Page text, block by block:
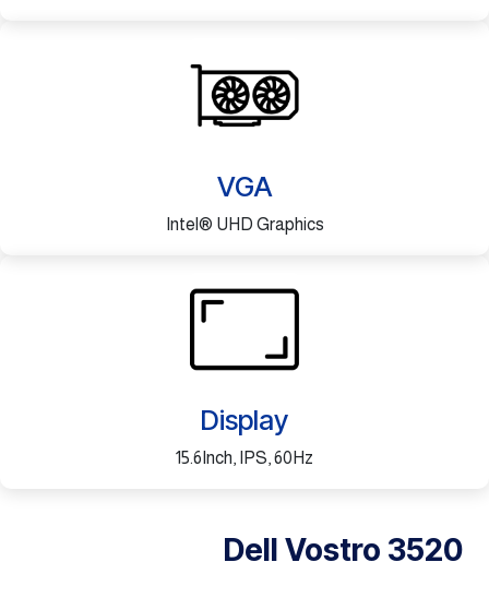
VGA
Intel® UHD Graphics
Display
15.6Inch, IPS, 60Hz
Dell Vostro 3520